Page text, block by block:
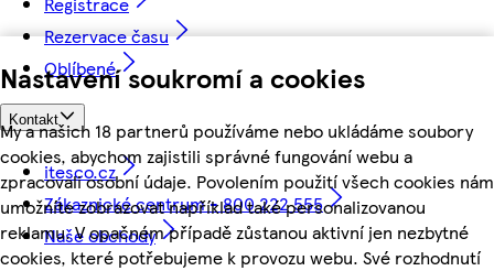
Nastavení soukromí a cookies
My a našich 18 partnerů používáme nebo ukládáme soubory
cookies, abychom zajistili správné fungování webu a
zpracovali osobní údaje. Povolením použití všech cookies nám
umožníte zobrazovat například také personalizovanou
reklamu. V opačném případě zůstanou aktivní jen nezbytné
cookies, které potřebujeme k provozu webu. Své rozhodnutí
Rezervace času
Oblíbené
Kontakt
itesco.cz
Zákaznické centrum - 800 222 555
Naše obchody